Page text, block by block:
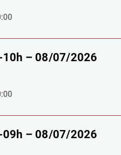
10h – 08/07/2026
09h – 08/07/2026